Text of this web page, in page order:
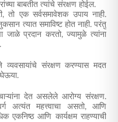
बाबतीत त्यांचे संरक्षण होईल.
तो एक सर्वसमावेशक उपाय नाही.
त्यात समाविष्ट होत नाही. परंतु
जाळे प्रदान करतो, ज्यामुळे त्यांना
व्यवसायांचे संरक्षण करण्यास मदत
देत असलेले आरोग्य संरक्षण.
वर्ग अत्यंत महत्त्वाचा असतो, आणि
एकनिष्ठ आणि कार्यक्षम राहण्याची